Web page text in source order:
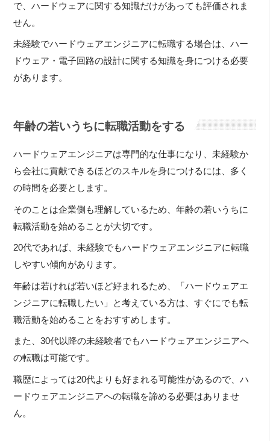
で、ハードウェアに関する知識だけがあっても評価されま
せん。
未経験でハードウェアエンジニアに転職する場合は、ハー
ドウェア・電子回路の設計に関する知識を身につける必要
があります。
年齢の若いうちに転職活動をする
ハードウェアエンジニアは専門的な仕事になり、未経験か
ら会社に貢献できるほどのスキルを身につけるには、多く
の時間を必要とします。
そのことは企業側も理解しているため、年齢の若いうちに
転職活動を始めることが大切です。
20代であれば、未経験でもハードウェアエンジニアに転職
しやすい傾向があります。
年齢は若ければ若いほど好まれるため、「ハードウェアエ
ンジニアに転職したい」と考えている方は、すぐにでも転
職活動を始めることをおすすめします。
また、30代以降の未経験者でもハードウェアエンジニアへ
の転職は可能です。
職歴によっては20代よりも好まれる可能性があるので、ハ
ードウェアエンジニアへの転職を諦める必要はありませ
ん。